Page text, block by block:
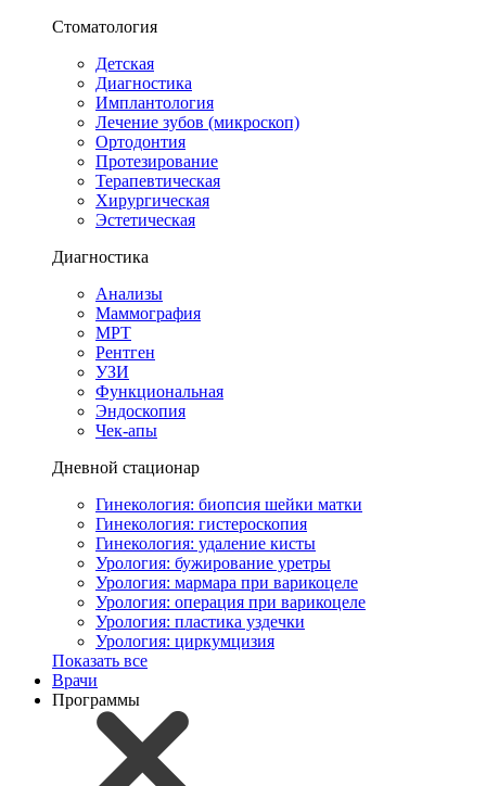
Стоматология
Детская
Диагностика
Имплантология
Лечение зубов (микроскоп)
Ортодонтия
Протезирование
Терапевтическая
Хирургическая
Эстетическая
Диагностика
Анализы
Маммография
МРТ
Рентген
УЗИ
Функциональная
Эндоскопия
Чек-апы
Дневной стационар
Гинекология: биопсия шейки матки
Гинекология: гистероскопия
Гинекология: удаление кисты
Урология: бужирование уретры
Урология: мармара при варикоцеле
Урология: операция при варикоцеле
Урология: пластика уздечки
Урология: циркумцизия
Показать все
Врачи
Программы